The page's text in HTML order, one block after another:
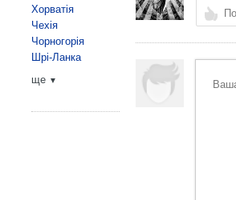
Хорватія
Чехія
Чорногорія
Шрі-Ланка
ще ▼